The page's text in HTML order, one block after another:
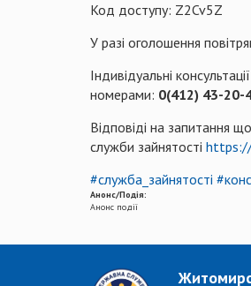
Код доступу: Z2Cv5Z
У разі оголошення
Індивідуальні
номерами: 0(412) 43-20-
Відповіді на запитання
служби зайнятості
#служба_зайнятості
Анонс/Подія:
Анонс події